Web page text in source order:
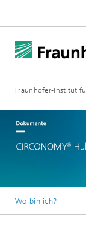
Fraunhofer-Institut
Wo bin ich?